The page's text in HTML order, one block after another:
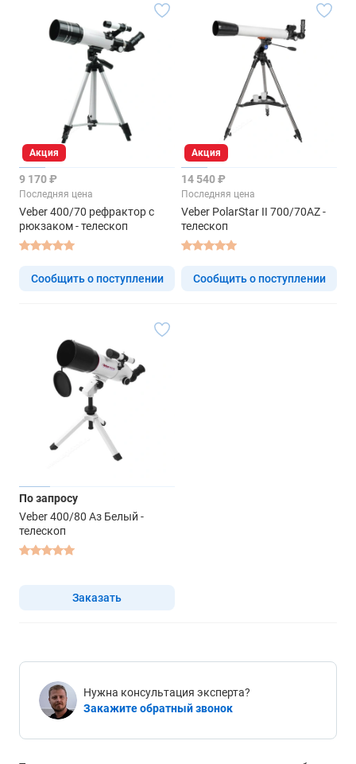
Акция
9 170 ₽
Последняя цена
Veber 400/70 рефрактор с
рюкзаком - телескоп
Сообщить о поступлении
Акция
14 540 ₽
Последняя цена
Veber PolarStar II 700/70AZ -
телескоп
Сообщить о поступлении
По запросу
Veber 400/80 Аз Белый -
телескоп
Заказать
Нужна консультация эксперта?
Закажите обратный звонок